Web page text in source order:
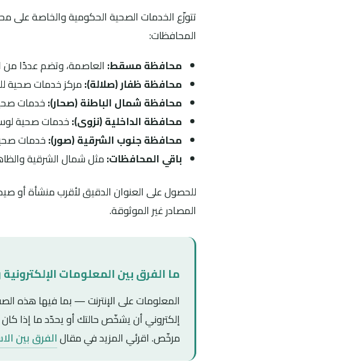
تتوزّع الخدمات الصحية الحكومية والخاصة على
المحافظات:
محافظة مسقط: العاصمة، وتضم عددًا من
محافظة ظفار (صلالة):مركز خدمات صحية
محافظة شمال الباطنة (صحار):خدمات
محافظة الداخلية (نزوى):خدمات صحية
محافظة جنوب الشرقية (صور):خدمات
باقي المحافظات:مثل شمال الشرقية
للحصول على العنوان الدقيق لأقرب منشأة أو
المصادر غير الموثوقة.
ما الفرق بين المعلومات
المعلومات على الإنترنت — بما فيها هذه
إلكتروني أن يشخّص حالتك أو يحدّد ما إذا
مرخّص. اقرئي المزيد في مقالالفرق بين